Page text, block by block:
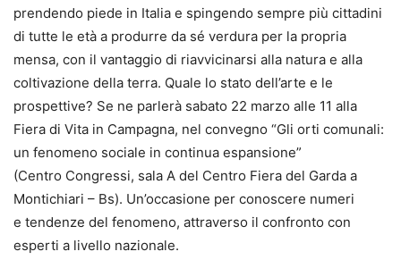
prendendo piede in Italia e spingendo sempre più cittadini
di tutte le età a produrre da sé verdura per la propria
mensa, con il vantaggio di riavvicinarsi alla natura e alla
coltivazione della terra. Quale lo stato dell’arte e le
prospettive? Se ne parlerà sabato 22 marzo alle 11 alla
Fiera di Vita in Campagna, nel convegno “Gli orti comunali:
un fenomeno sociale in continua espansione”
(Centro Congressi, sala A del Centro Fiera del Garda a
Montichiari – Bs). Un’occasione per conoscere numeri
e tendenze del fenomeno, attraverso il confronto con
esperti a livello nazionale.